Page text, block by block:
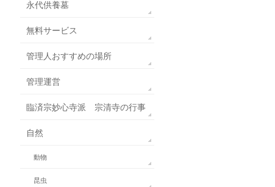
永代供養墓
無料サービス
管理人おすすめの場所
管理運営
臨済宗妙心寺派 宗清寺の行事
自然
動物
昆虫